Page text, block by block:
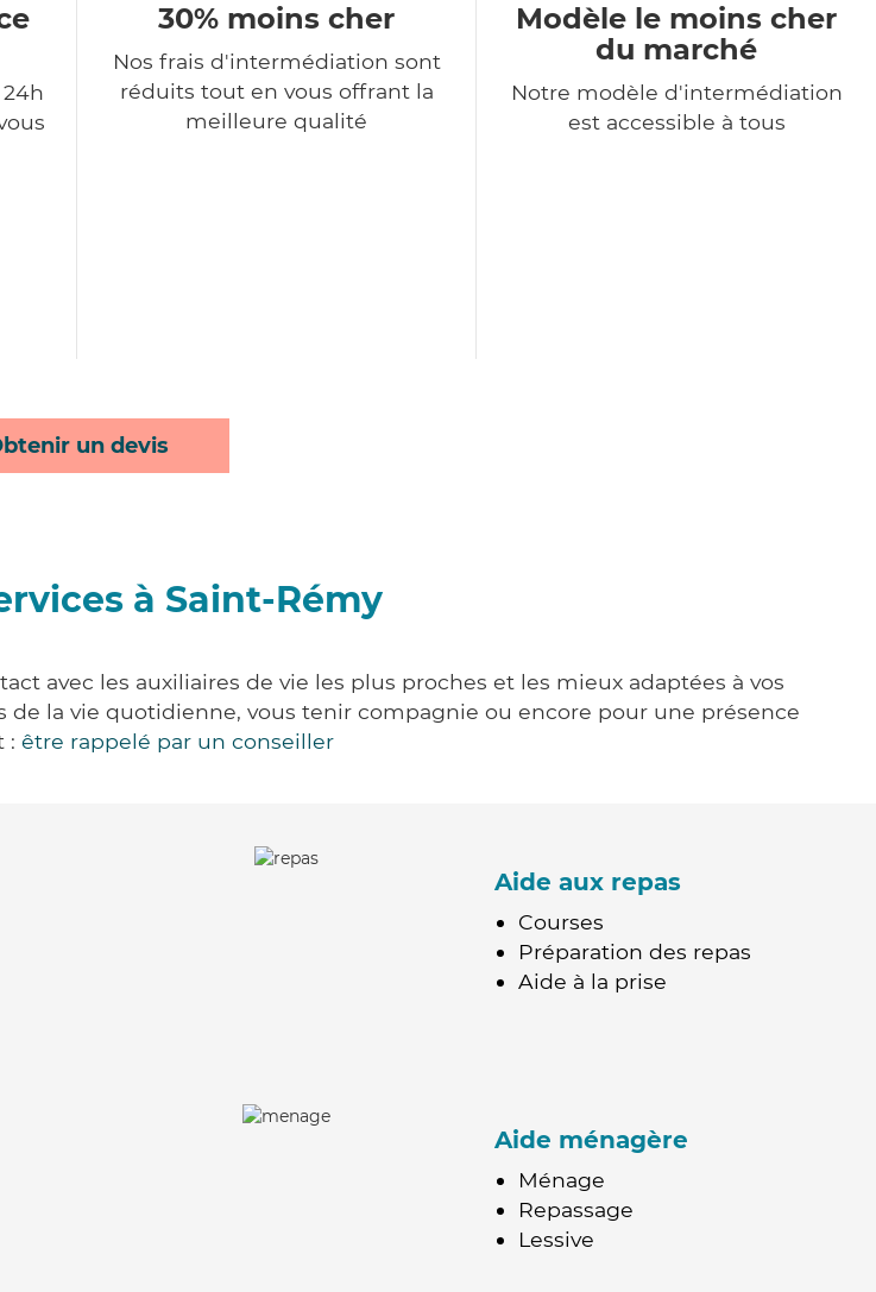
30% moins cher
Nos frais d'intermédiation sont
réduits tout en vous offrant la
meilleure qualité
Modèle le moins cher
du marché
Notre modèle d'intermédiation
est accessible à tous
un devis
à Saint-Rémy
avec les auxiliaires de vie les plus proches et les mieux adaptées à vos
de la vie quotidienne, vous tenir compagnie ou encore pour une présence
: être rappelé par un conseiller
Aide aux repas
Courses
Préparation des repas
Aide à la prise
Aide ménagère
Ménage
Repassage
Lessive